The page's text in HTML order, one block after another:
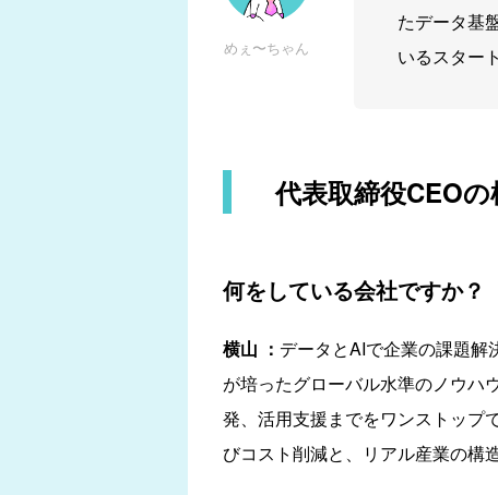
めぇ〜ちゃん
たデータ基
いるスター
代表取締役CEO
何をしている会社ですか？
横山 ： データとAIで企業の課題
が培ったグローバル水準のノウハ
発、活用支援までをワンストップ
びコスト削減と、リアル産業の構